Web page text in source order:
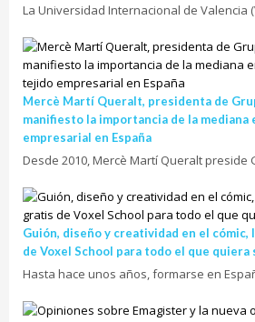
La Universidad Internacional de Valencia
Mercè Martí Queralt, presidenta de
manifiesto la importancia de la mediana
empresarial en España
Desde 2010, Mercè Martí Queralt preside
Guión, diseño y creatividad en el cómic,
de Voxel School para todo el que quiera
Hasta hace unos años, formarse en